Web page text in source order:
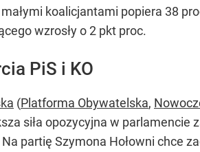
koalicjantami popiera 38
wzrosły o 2 pkt proc.
PiS i KO
(Platforma Obywatelska,
siła opozycyjna w parlamencie
partię Szymona Hołowni chce